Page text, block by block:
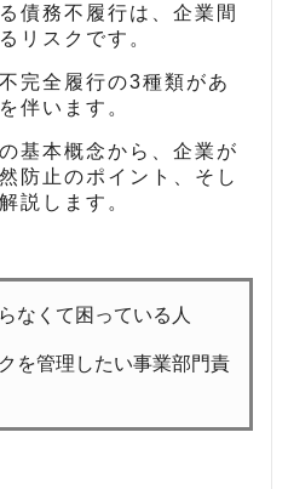
債務不履行は、企業間
リスクです。
完全履行の3種類があ
伴います。
基本概念から、企業が
防止のポイント、そし
説します。
なくて困っている人
を管理したい事業部門責